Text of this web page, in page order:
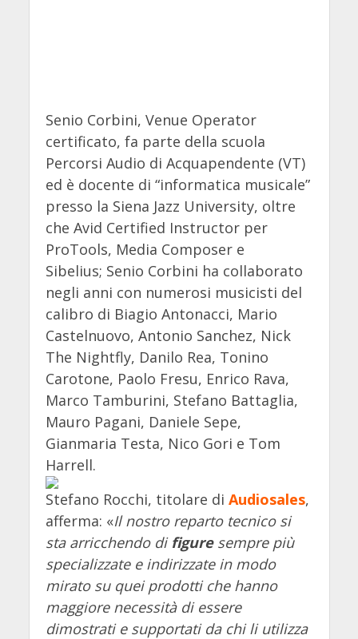
Senio Corbini, Venue Operator
certificato, fa parte della scuola
Percorsi Audio di Acquapendente (VT)
ed è docente di “informatica musicale”
presso la Siena Jazz University, oltre
che Avid Certified Instructor per
ProTools, Media Composer e
Sibelius; Senio Corbini ha collaborato
negli anni con numerosi musicisti del
calibro di Biagio Antonacci, Mario
Castelnuovo, Antonio Sanchez, Nick
The Nightfly, Danilo Rea, Tonino
Carotone, Paolo Fresu, Enrico Rava,
Marco Tamburini, Stefano Battaglia,
Mauro Pagani, Daniele Sepe,
Gianmaria Testa, Nico Gori e Tom
Harrell.
Stefano Rocchi, titolare di Audiosales,
afferma: «Il nostro reparto tecnico si
sta arricchendo di figuresempre più
specializzate e indirizzate in modo
mirato su quei prodotti che hanno
maggiore necessità di essere
dimostrati e supportati da chi li utilizza